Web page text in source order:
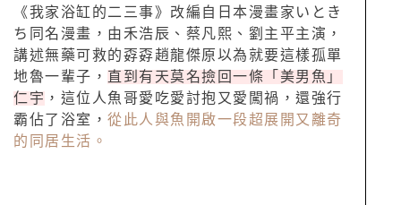
《我家浴缸的二三事》改編自日本漫畫家いとき
ち同名漫畫，由禾浩辰、蔡凡熙、劉主平主演，
講述無藥可救的孬孬趙龍傑原以為就要這樣孤單
地魯一輩子，
直到有天莫名撿回一條「美男魚」
仁宇 ，這位人魚哥愛吃愛討抱又愛闖禍，還強行
霸佔了浴室， 從此人與魚開啟一段超展開又離奇
的同居生活。